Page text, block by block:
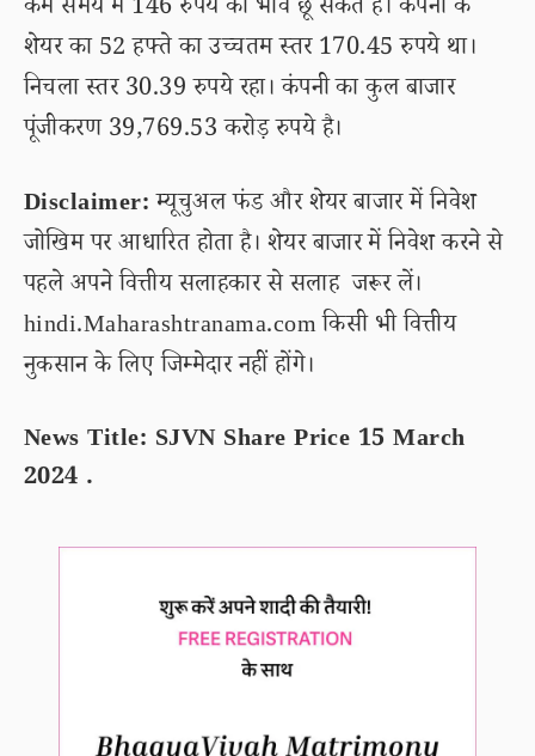
कम समय में 146 रुपये का भाव छू सकते हैं। कंपनी के
शेयर का 52 हफ्ते का उच्चतम स्तर 170.45 रुपये था।
निचला स्तर 30.39 रुपये रहा। कंपनी का कुल बाजार
पूंजीकरण 39,769.53 करोड़ रुपये है।
Disclaimer:म्यूचुअल फंड और शेयर बाजार में निवेश
जोखिम पर आधारित होता है। शेयर बाजार में निवेश करने से
पहले अपने वित्तीय सलाहकार से सलाह जरूर लें।
hindi.Maharashtranama.com किसी भी वित्तीय
नुकसान के लिए जिम्मेदार नहीं होंगे।
News Title: SJVN Share Price 15 March
2024 .